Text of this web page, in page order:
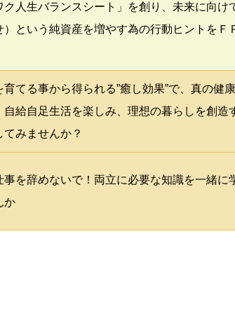
ク人生バランスシート」を創り、未来に向け
）という純資産を増やす為の行動ヒントをＦ
育てる事から得られる”癒し効果”で、真の健
自給自足生活を楽しみ、理想の暮らしを創造
てみませんか？
事を辞めないで！両立に必要な知識を一緒に
か